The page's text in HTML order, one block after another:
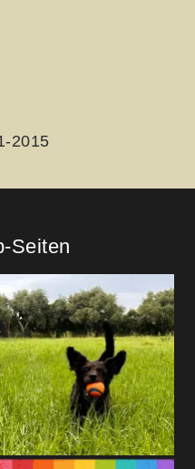
2015
Seiten